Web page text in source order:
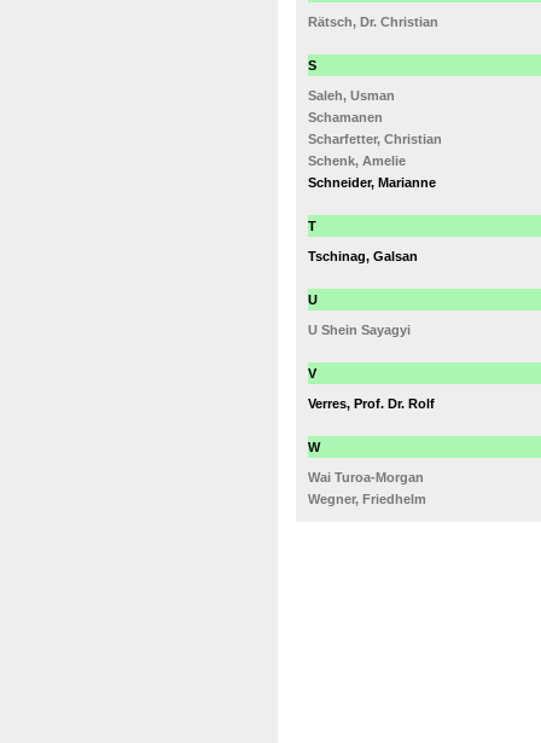
Rätsch, Dr. Christian
S
Saleh, Usman
Schamanen
Scharfetter, Christian
Schenk, Amelie
Schneider, Marianne
T
Tschinag, Galsan
U
U Shein Sayagyi
V
Verres, Prof. Dr. Rolf
W
Wai Turoa-Morgan
Wegner, Friedhelm